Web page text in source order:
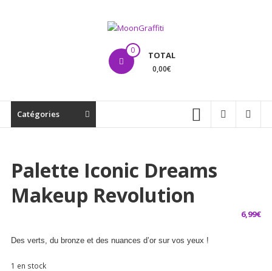
MoonGraffiti 0 TOTAL
0,00€
Catégories
Palette Iconic Dreams
Makeup Revolution
6,99€
Des verts, du bronze et des nuances d’or sur vos yeux !
1 en stock